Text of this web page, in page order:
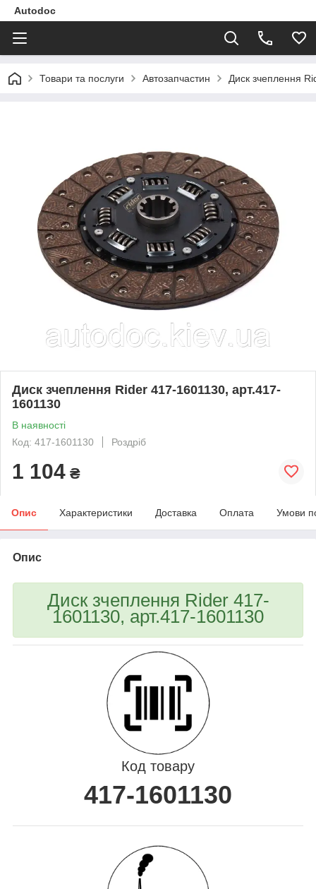
Autodoc
Товари та послуги Автозапчастин Диск зчеплення
Диск зчеплення Rider 417-1601130, арт.417-
1601130
В наявності
Код: 417-1601130
Роздріб
1 104 ₴
Опис Характеристики Доставка Оплата Умови
Опис
Диск зчеплення Rider 417-
1601130, арт.417-1601130
Код товару
417-1601130